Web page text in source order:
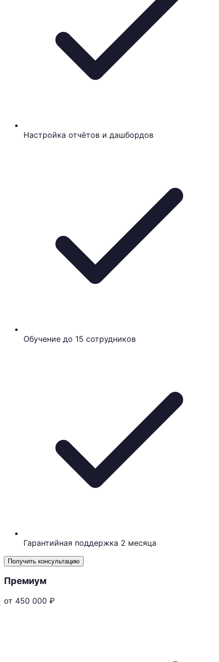
Настройка отчётов и дашбордов
Обучение до 15 сотрудников
Гарантийная поддержка 2 месяца
Получить консультацию
Премиум
от 450 000 ₽